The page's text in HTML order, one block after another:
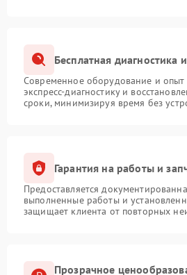
Бесплатная диагностика
Современное оборудование и опыт
экспресс-диагностику и
сроки, минимизируя время без
Гарантия на работы и
Предоставляется
выполненные работы и
защищает клиента от повторных
Прозрачное